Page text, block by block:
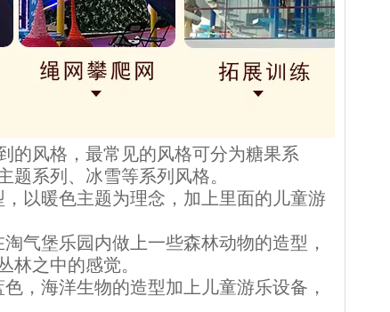
的风格，最常见的风格可分为糖果系
题系列、冰雪等系列风格。
以暖色主题为理念，加上里面的儿童游
气堡乐园内做上一些森林动物的造型，
林之中的感觉。
，海洋生物的造型加上儿童游乐设备，